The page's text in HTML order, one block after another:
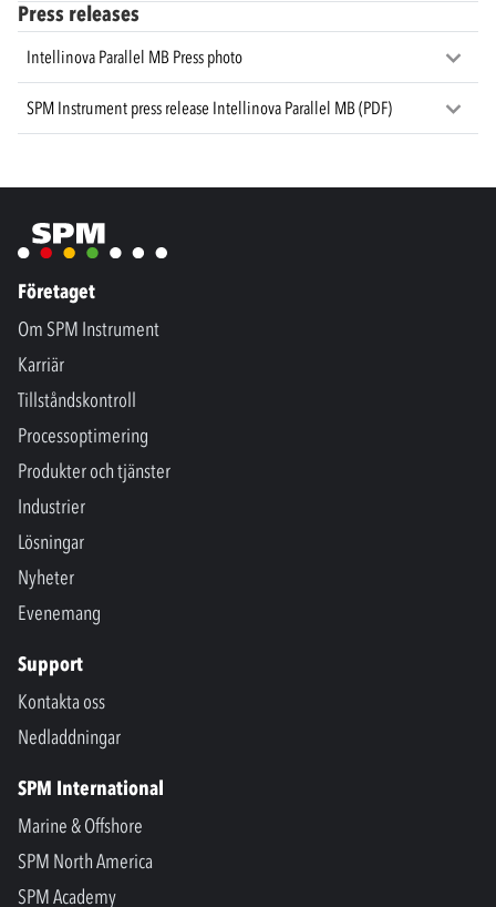
Press releases
Intellinova Parallel MB Press photo
SPM Instrument press release Intellinova Parallel MB (PDF)
Företaget
Om SPM Instrument
Karriär
Tillståndskontroll
Processoptimering
Produkter och tjänster
Industrier
Lösningar
Nyheter
Evenemang
Support
Kontakta oss
Nedladdningar
SPM International
Marine & Offshore
SPM North America
SPM Academy